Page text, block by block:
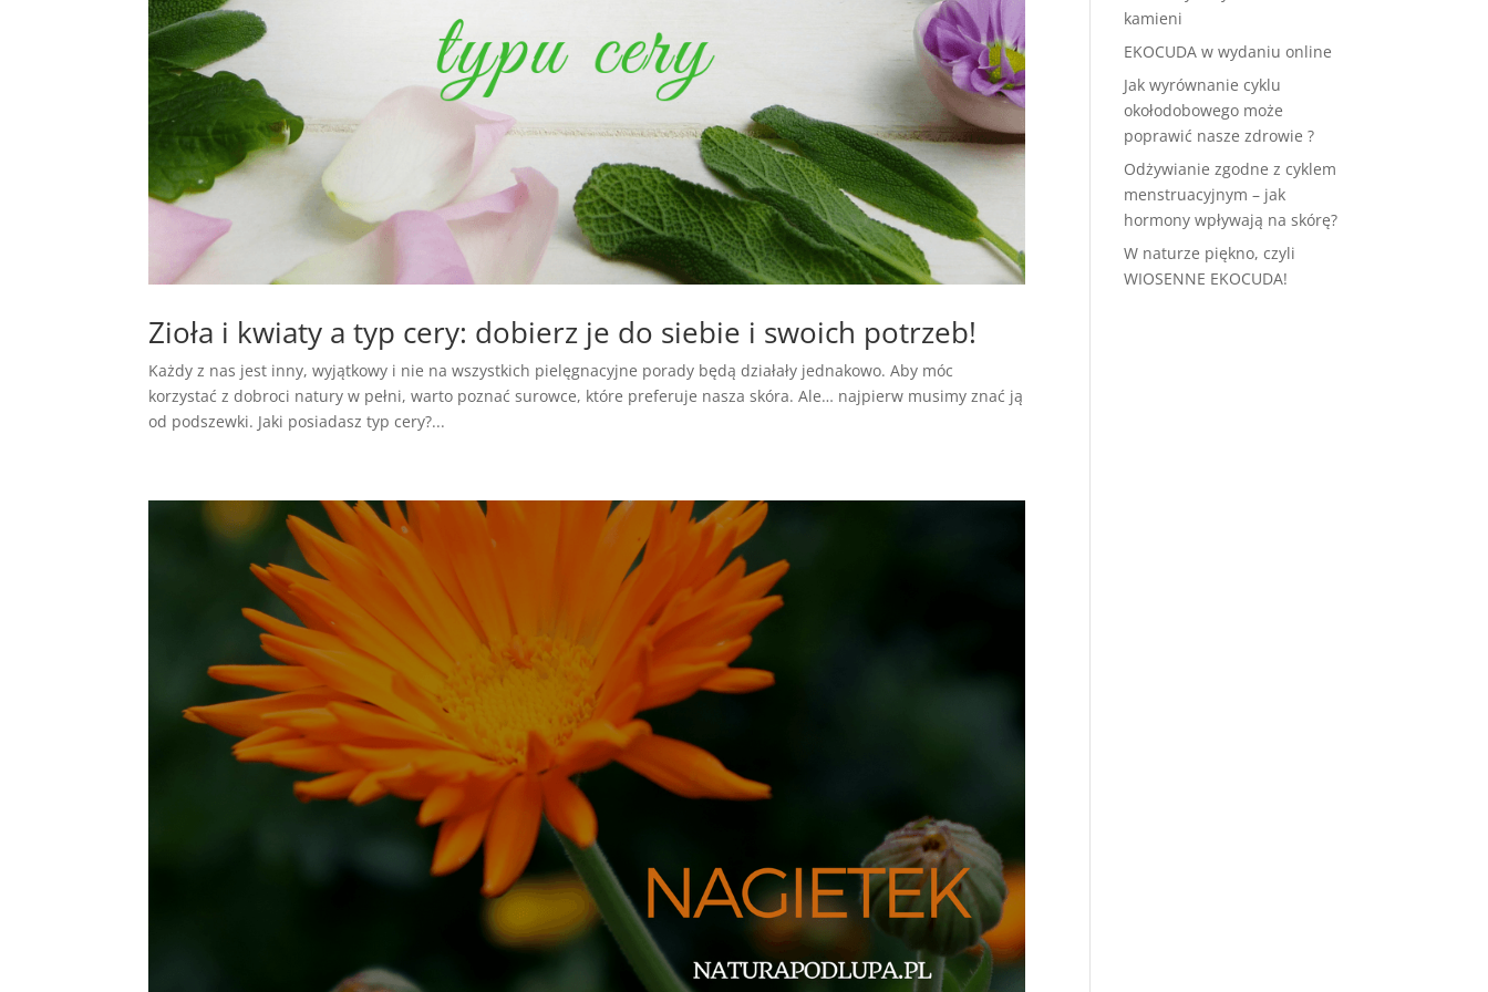
Zioła i kwiaty a typ cery: dobierz je do siebie i swoich potrzeb!
Każdy z nas jest inny, wyjątkowy i nie na wszystkich pielęgnacyjne porady będą działały jednakowo. Aby móc
korzystać z dobroci natury w pełni, warto poznać surowce, które preferuje nasza skóra. Ale… najpierw musimy znać ją
od podszewki. Jaki posiadasz typ cery?...
kamieni
EKOCUDA w wydaniu online
Jak wyrównanie cyklu
okołodobowego może
poprawić nasze zdrowie ?
Odżywianie zgodne z cyklem
menstruacyjnym – jak
hormony wpływają na skórę?
W naturze piękno, czyli
WIOSENNE EKOCUDA!